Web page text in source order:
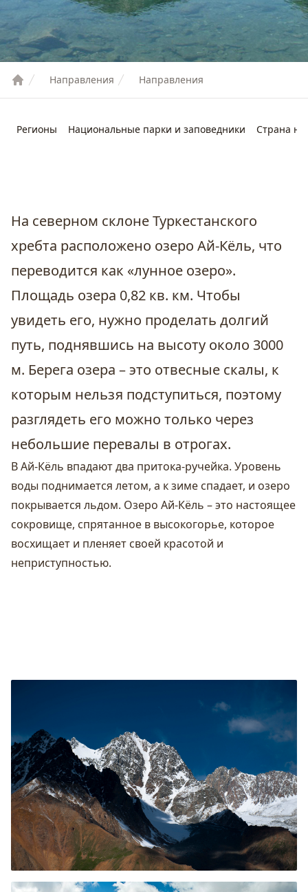
Направления Направления
Регионы Национальные парки и заповедники Страна
На северном склоне Туркестанского
хребта расположено озеро Ай-Кёль, что
переводится как «лунное озеро».
Площадь озера 0,82 кв. км. Чтобы
увидеть его, нужно проделать долгий
путь, поднявшись на высоту около 3000
м. Берега озера – это отвесные скалы, к
которым нельзя подступиться, поэтому
разглядеть его можно только через
небольшие перевалы в отрогах.
В Ай-Кёль впадают два притока-ручейка. Уровень
воды поднимается летом, а к зиме спадает, и озеро
покрывается льдом. Озеро Ай-Кёль – это настоящее
сокровище, спрятанное в высокогорье, которое
восхищает и пленяет своей красотой и
неприступностью.